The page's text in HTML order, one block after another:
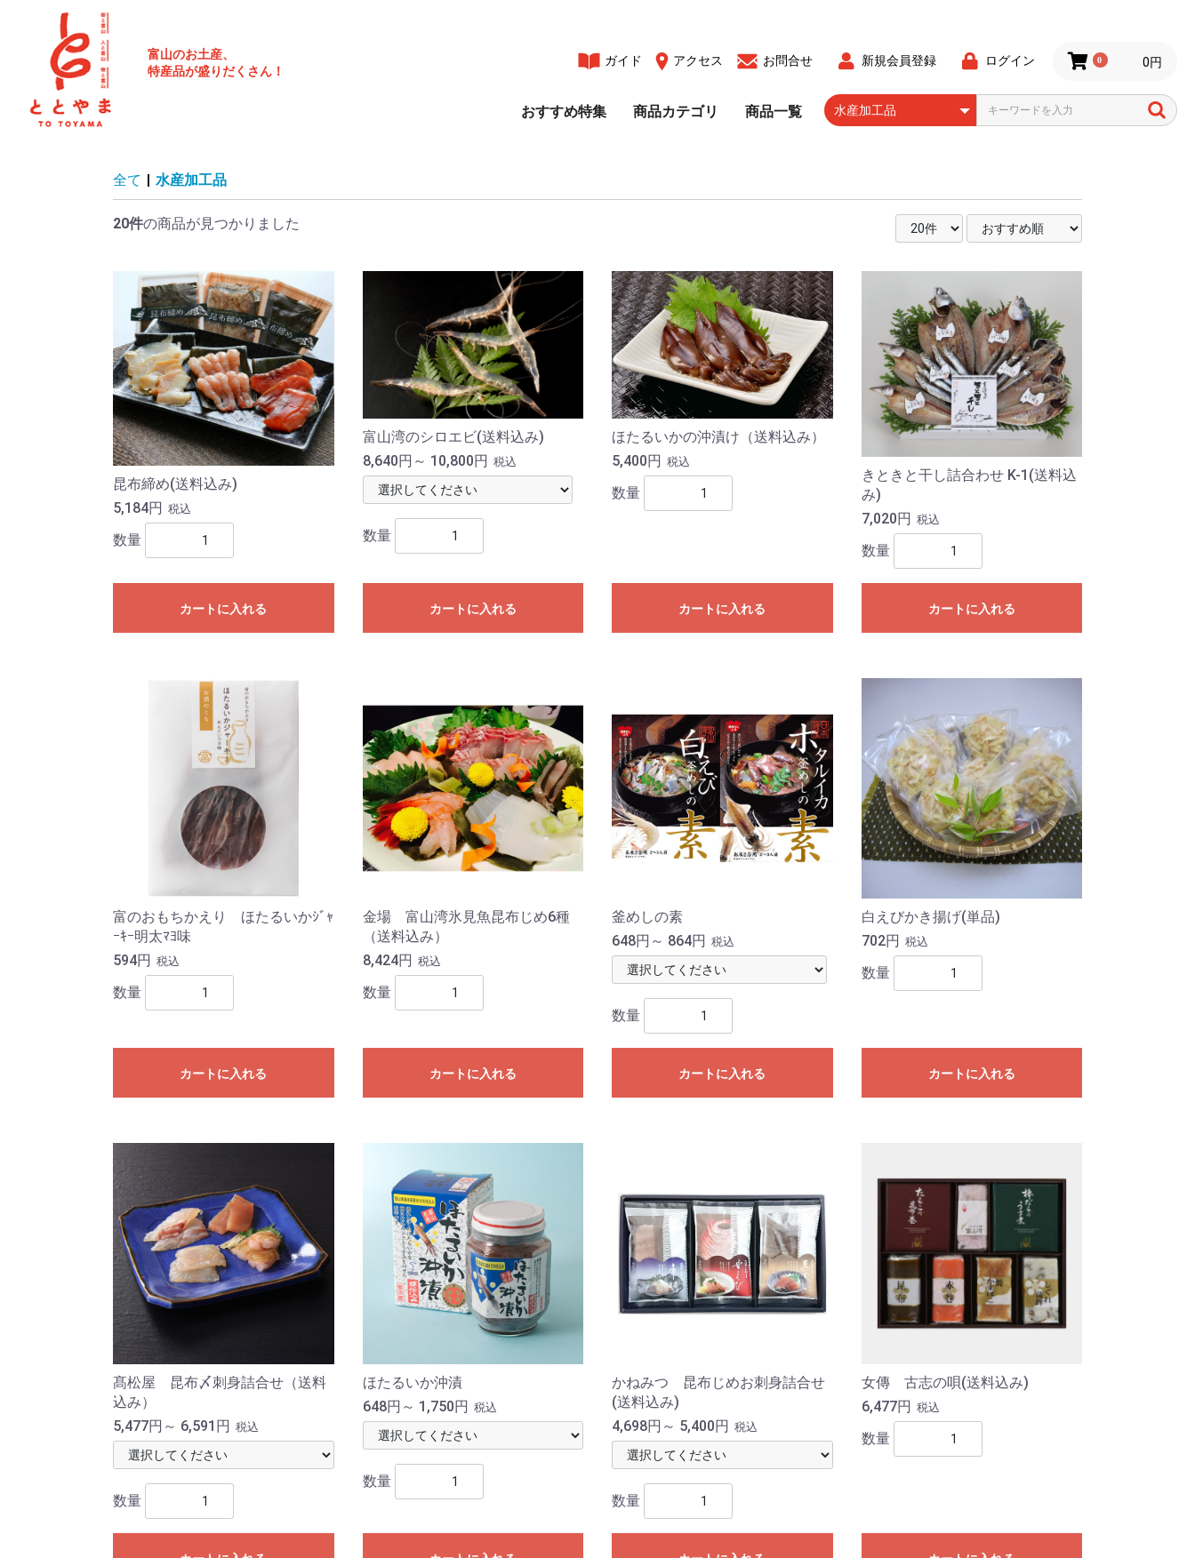
富山のお土産、
特産品が盛りだくさん！
ガイド アクセス お問合せ 新規会員登録 ログイン 0 0円
おすすめ特集 商品カテゴリ 商品一覧
全て | 水産加工品
20件の商品が見つかりました
昆布締め(送料込み)
5,184円 税込
数量
カートに入れる
富山湾のシロエビ(送料込み)
8,640円～ 10,800円 税込
数量
カートに入れる
ほたるいかの沖漬け（送料込み）
5,400円 税込
数量
カートに入れる
きときと干し詰合わせ K-1(送料込
み)
7,020円 税込
数量
カートに入れる
富のおもちかえり ほたるいかｼﾞｬ
ｰｷｰ明太ﾏﾖ味
594円
税込
数量
カートに入れる
金場 富山湾氷見魚昆布じめ6種
（送料込み）
8,424円 税込
数量
カートに入れる
釜めしの素
648円～ 864円
税込
数量
カートに入れる
白えびかき揚げ(単品)
702円 税込
数量
カートに入れる
髙松屋 昆布〆刺身詰合せ（送料
込み）
5,477円～ 6,591円 税込
数量
ほたるいか沖漬
648円～ 1,750円 税込
数量
かねみつ 昆布じめお刺身詰合せ
(送料込み)
4,698円～ 5,400円 税込
数量
女傳 古志の唄(送料込み)
6,477円 税込
数量